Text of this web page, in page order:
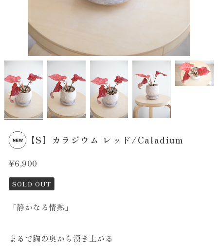
【S】カラジウム レッド/Caladium
¥6,900
SOLD OUT
「静かなる情熱」
まるで胸の奥から湧き上がる